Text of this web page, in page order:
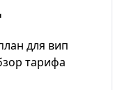
для вип
тарифа